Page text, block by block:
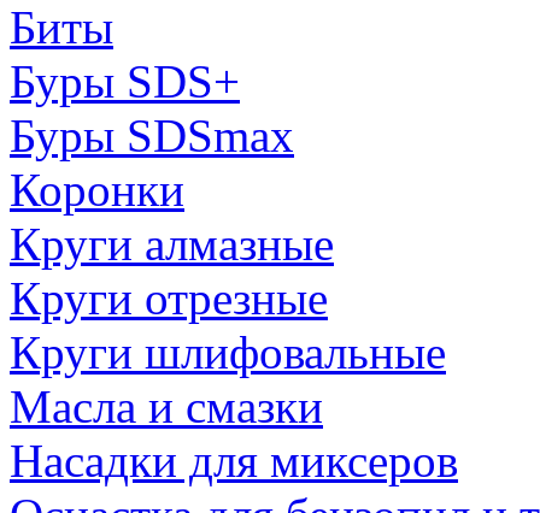
Биты
Буры SDS+
Буры SDSmax
Коронки
Круги алмазные
Круги отрезные
Круги шлифовальные
Масла и смазки
Насадки для миксеров